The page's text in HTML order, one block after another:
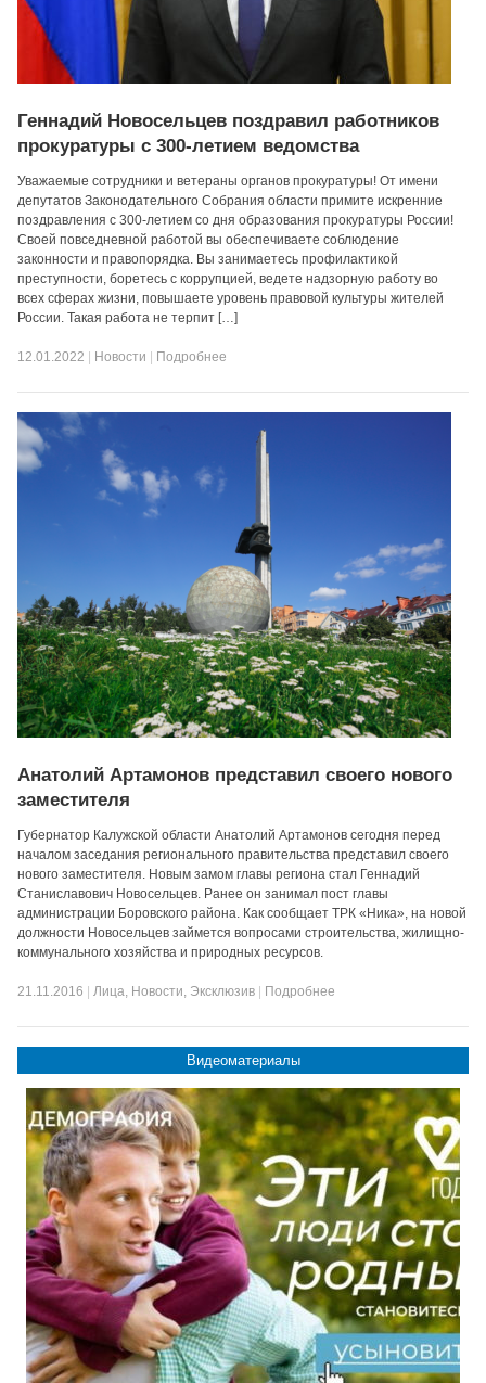
Геннадий Новосельцев поздравил работников
прокуратуры с 300-летием ведомства
Уважаемые сотрудники и ветераны органов прокуратуры! От имени
депутатов Законодательного Собрания области примите искренние
поздравления с 300-летием со дня образования прокуратуры России!
Своей повседневной работой вы обеспечиваете соблюдение
законности и правопорядка. Вы занимаетесь профилактикой
преступности, боретесь с коррупцией, ведете надзорную работу во
всех сферах жизни, повышаете уровень правовой культуры жителей
России. Такая работа не терпит […]
12.01.2022 Новости Подробнее
Анатолий Артамонов представил своего нового
заместителя
Губернатор Калужской области Анатолий Артамонов сегодня перед
началом заседания регионального правительства представил своего
нового заместителя. Новым замом главы региона стал Геннадий
Станиславович Новосельцев. Ранее он занимал пост главы
администрации Боровского района. Как сообщает ТРК «Ника», на новой
должности Новосельцев займется вопросами строительства, жилищно-
коммунального хозяйства и природных ресурсов.
21.11.2016 |Лица, Новости, Эксклюзив Подробнее
Видеоматериалы